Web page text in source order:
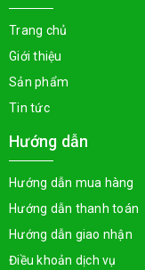
Trang chủ
Giới thiệu
Sản phẩm
Tin tức
Hướng dẫn
Hướng dẫn mua hàng
Hướng dẫn thanh toán
Hướng dẫn giao nhận
Điều khoản dịch vụ